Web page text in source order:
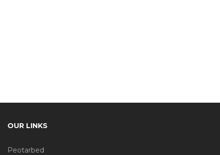
OUR LINKS
Peotarbed